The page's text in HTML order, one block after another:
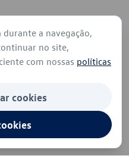
a navegação,
no site,
com nossas políticas
cookies